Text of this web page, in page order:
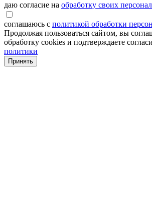
даю согласие на обработку своих
соглашаюсь с политикой обработки
Продолжая пользоваться сайтом, вы
обработку cookies и подтверждаете
политики
Принять